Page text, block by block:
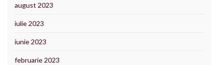
august 2023
iulie 2023
iunie 2023
februarie 2023